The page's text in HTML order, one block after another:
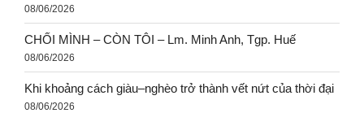
08/06/2026
CHỐI MÌNH – CÒN TÔI – Lm. Minh Anh, Tgp. Huế
08/06/2026
Khi khoảng cách giàu–nghèo trở thành vết nứt của thời đại
08/06/2026